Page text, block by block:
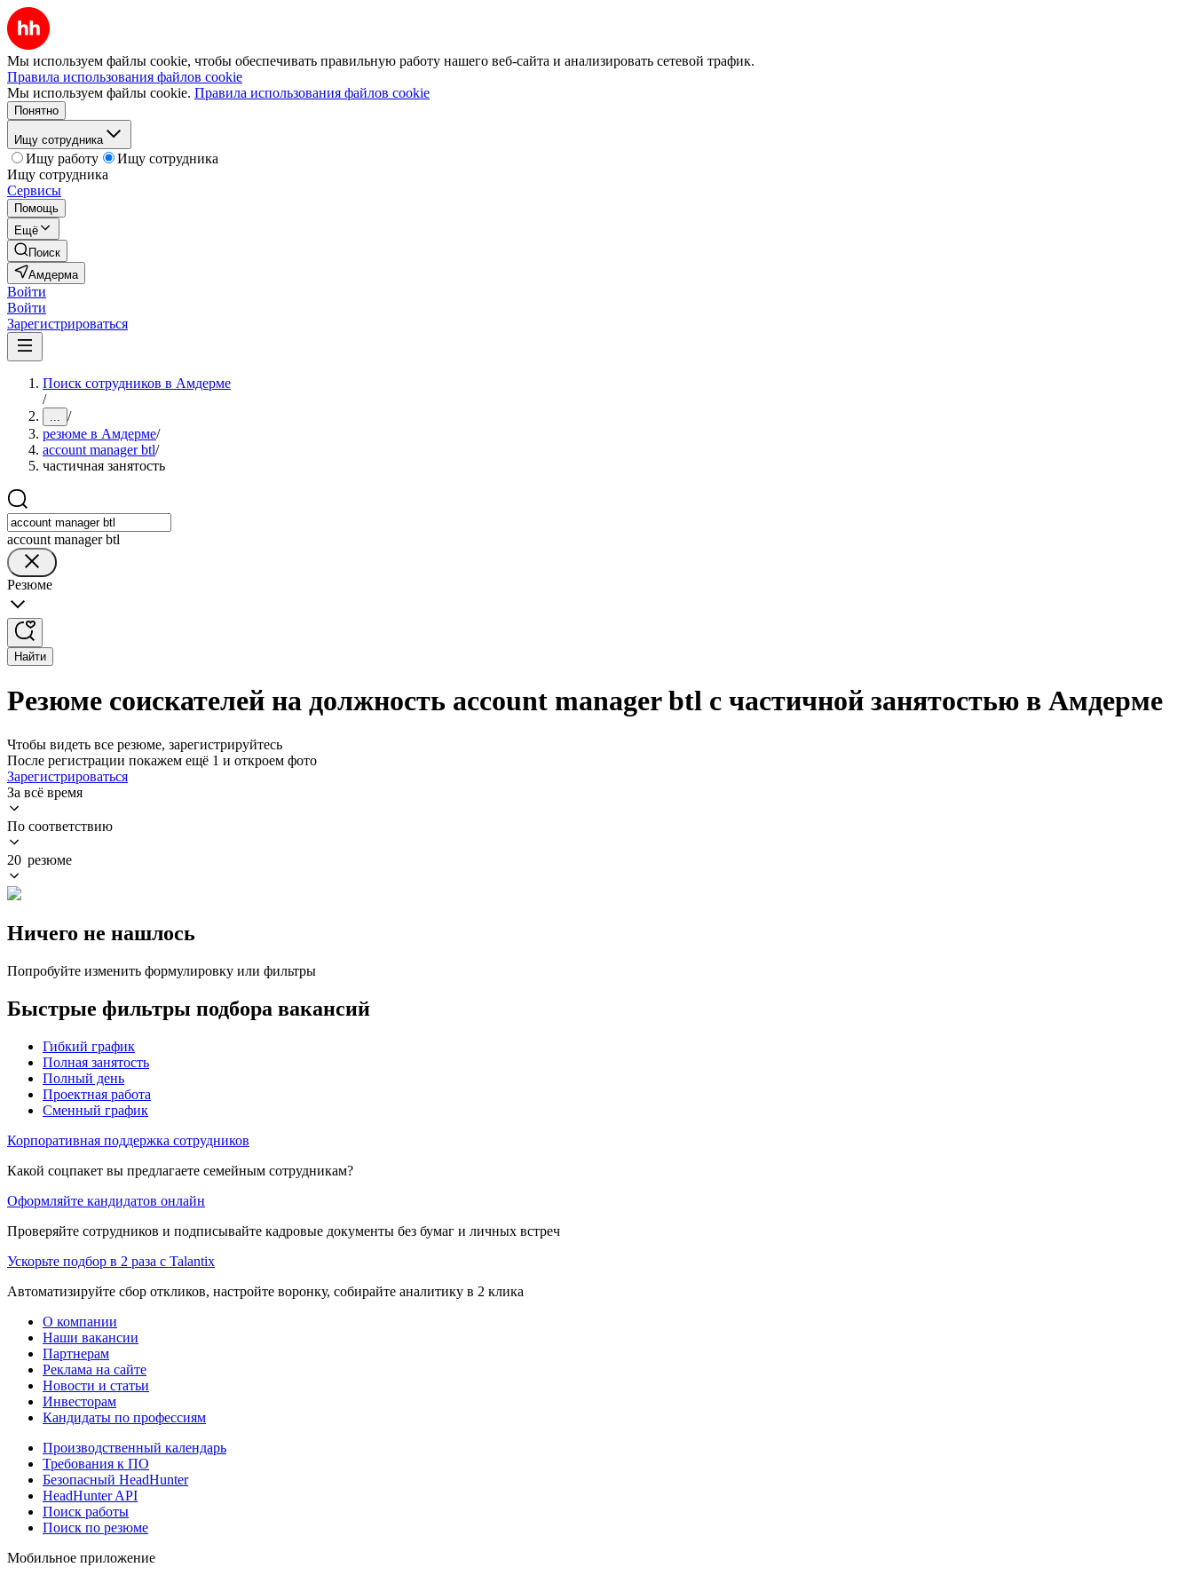
Мы используем файлы cookie, чтобы обеспечивать правильную работу нашего веб-сайта и анализировать сетевой трафик.
Правила использования файлов cookie
Мы используем файлы cookie. Правила использования файлов cookie
Понятно
Ищу сотрудника
Ищу работу
Ищу сотрудника
Ищу сотрудника
Сервисы
Помощь
Ещё
Поиск
Амдерма
Войти
Войти
Зарегистрироваться
Поиск сотрудников в Амдерме
/
... /
резюме в Амдерме/
account manager btl/
частичная занятость
account manager btl
Резюме
Найти
Резюме соискателей на должность account manager btl с частичной занятостью в Амдерме
Чтобы видеть все резюме, зарегистрируйтесь
После регистрации покажем ещё 1 и откроем фото
Зарегистрироваться
За всё время
По соответствию
20 резюме
Ничего не нашлось
Попробуйте изменить формулировку или фильтры
Быстрые фильтры подбора вакансий
Гибкий график
Полная занятость
Полный день
Проектная работа
Сменный график
Корпоративная поддержка сотрудников
Какой соцпакет вы предлагаете семейным сотрудникам?
Оформляйте кандидатов онлайн
Проверяйте сотрудников и подписывайте кадровые документы без бумаг и личных встреч
Ускорьте подбор в 2 раза с Talantix
Автоматизируйте сбор откликов, настройте воронку, собирайте аналитику в 2 клика
О компании
Наши вакансии
Партнерам
Реклама на сайте
Новости и статьи
Инвесторам
Кандидаты по профессиям
Производственный календарь
Требования к ПО
Безопасный HeadHunter
HeadHunter API
Поиск работы
Поиск по резюме
Мобильное приложение